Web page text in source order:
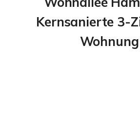
Kernsanierte 3-
Wohnung